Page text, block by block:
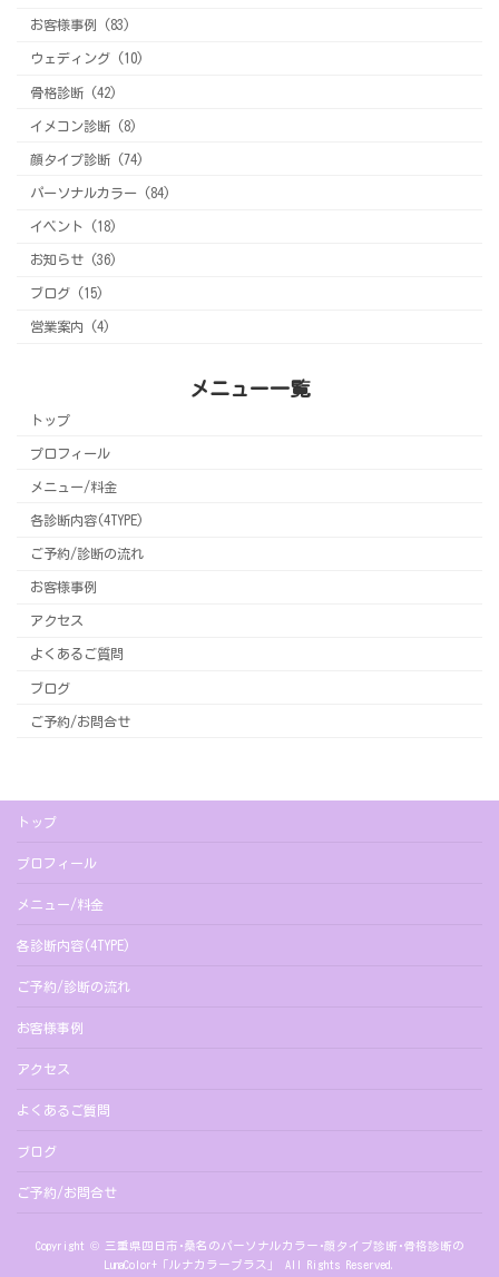
お客様事例 (83)
ウェディング (10)
骨格診断 (42)
イメコン診断 (8)
顔タイプ診断 (74)
パーソナルカラー (84)
イベント (18)
お知らせ (36)
ブログ (15)
営業案内 (4)
メニュー一覧
トップ
プロフィール
メニュー/料金
各診断内容(4TYPE)
ご予約/診断の流れ
お客様事例
アクセス
よくあるご質問
ブログ
ご予約/お問合せ
トップ
プロフィール
メニュー/料金
各診断内容(4TYPE)
ご予約/診断の流れ
お客様事例
アクセス
よくあるご質問
ブログ
ご予約/お問合せ
Copyright © 三重県四日市･桑名のパーソナルカラー･顔タイプ診断･骨格診断の
LunaColor+「ルナカラープラス」 All Rights Reserved.